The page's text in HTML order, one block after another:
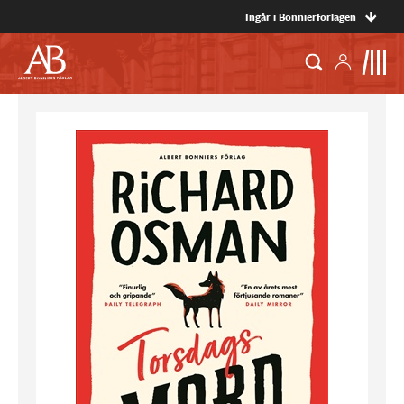
Ingår i Bonnierförlagen